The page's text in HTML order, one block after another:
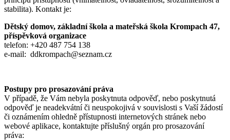
stabilita). Kontakt je:
Dětský domov, základní škola a mateřská škola Krompach 47,
příspěvková organizace
telefon: +420 487 754 138
e-mail: ddkrompach@seznam.cz
Postupy pro prosazování práva
V případě, že Vám nebyla poskytnuta odpověď, nebo poskytnutá
odpověď je neadekvátní či neuspokojivá v souvislosti s Vaší žádostí
či oznámením ohledně přístupnosti internetových stránek nebo
webové aplikace, kontaktujte příslušný orgán pro prosazování
práva: